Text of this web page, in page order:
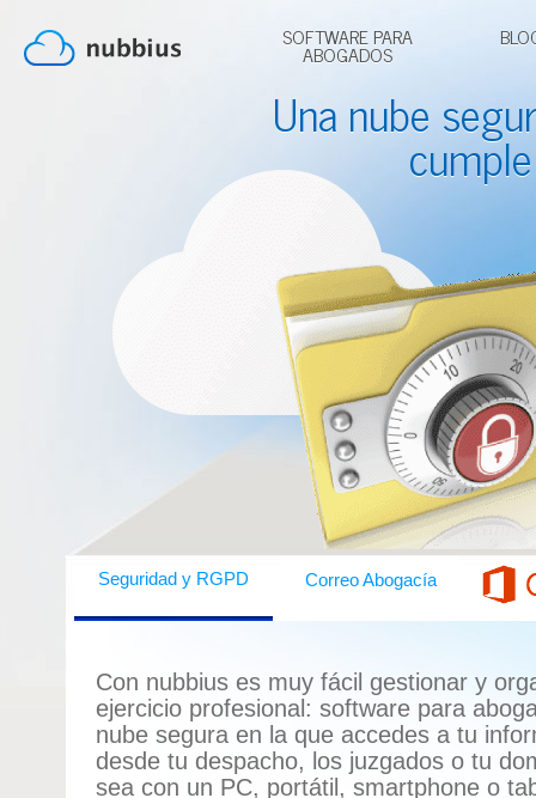
SOFTWARE PARA
ABOGADOS
Una nube
Seguridad y RGPD Correo Abogacía
Con nubbius es muy fácil gestionar y
ejercicio profesional: software para
nube segura en la que accedes a tu
desde tu despacho, los juzgados o tu
sea con un PC, portátil, smartphone o